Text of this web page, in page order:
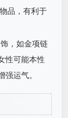
品，有利于
，如金项链
性可能本性
强运气。